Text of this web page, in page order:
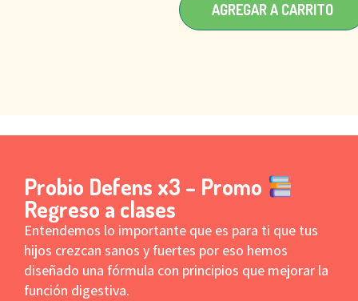
AGREGAR A CARRITO
Probio Defens x3 – Promo
Regreso a clases
Entendemos lo importante que es para ti que tus
hijos crezcan sanos y fuertes por eso hemos
diseñado una fórmula con principios que mejorar la
función digestiva.